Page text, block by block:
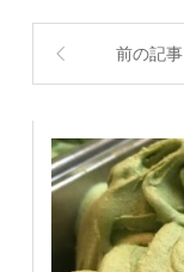
前の記事